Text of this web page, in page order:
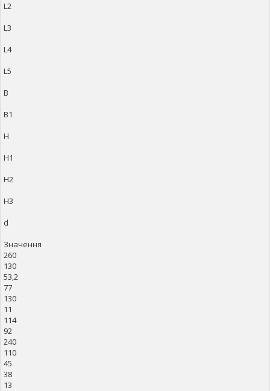
L2
L3
L4
L5
B
B1
H
H1
H2
H3
d
Значення
260
130
53,2
77
130
11
114
92
240
110
45
38
13